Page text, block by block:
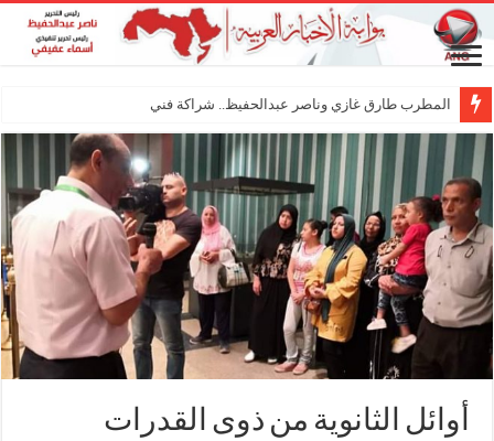
المطرب طارق غازي وناصر عبدالحفيظ.. شراكة فنية ترسم ملامح مست
أوائل الثانوية من ذوى القدرات